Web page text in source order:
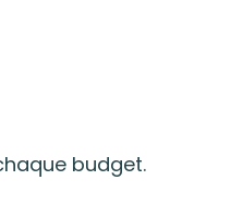
budget.